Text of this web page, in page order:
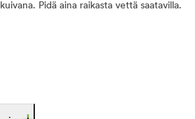
Pidä aina raikasta vettä saatavilla.